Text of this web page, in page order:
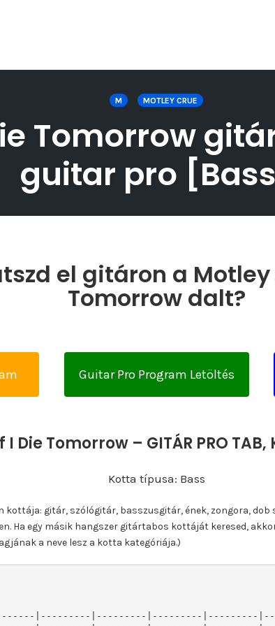
M MOTLEY CRUE
Tomorrow
guitar pro
el gitáron a Motley
Tomorrow dalt?
Guitar Pro Program Letöltés
Die Tomorrow – GITÁR PRO TAB,
Kotta típusa: Bass
kottája: gitár, szólógitár, basszusgitár, ének, zongora,
Ha egy másik hangszer gitártabos kottáját keresed,
a neve lesz a kotta kategóriája.)